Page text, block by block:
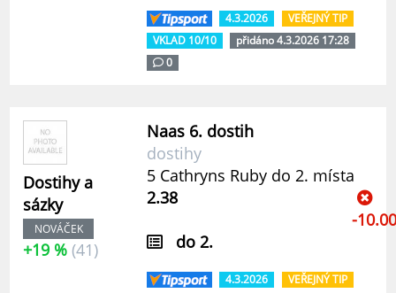
4.3.2026
VEŘEJNÝ TIP
VKLAD 10/10
přidáno 4.3.2026 17:28
0
Dostihy a
sázky
NOVÁČEK
+19 % (41)
Naas 6. dostih
dostihy
5 Cathryns Ruby do 2. místa
2.38
do 2.
-10.00
4.3.2026
VEŘEJNÝ TIP